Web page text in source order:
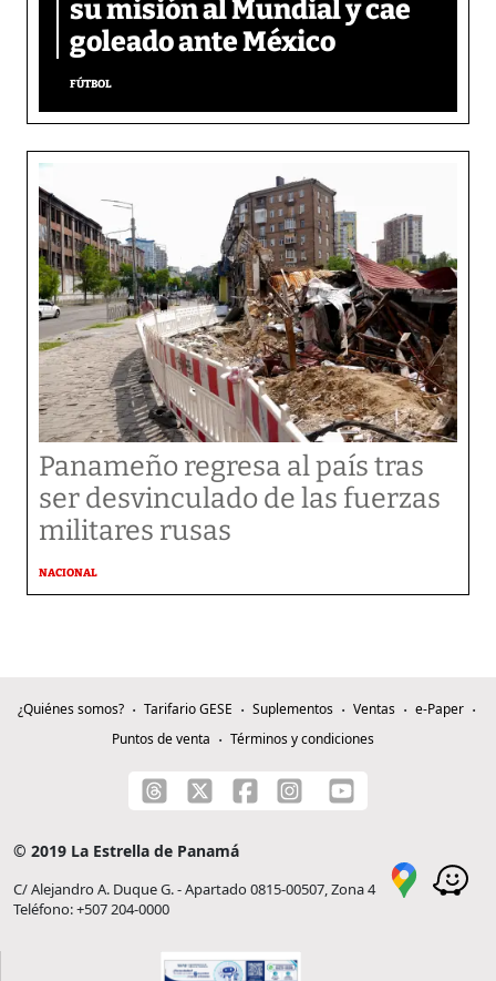
su misión al Mundial y cae
goleado ante México
FÚTBOL
Panameño regresa al país tras
ser desvinculado de las fuerzas
militares rusas
NACIONAL
¿Quiénes somos? Tarifario GESE Suplementos Ventas
e-Paper
Puntos de venta
Términos y condiciones
© 2019 La Estrella de Panamá
C/ Alejandro A. Duque G. - Apartado 0815-00507, Zona 4
Teléfono: +507 204-0000